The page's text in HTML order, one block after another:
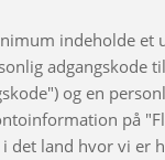
indeholde et
adgangskode
og en
på
i det land hvor vi er